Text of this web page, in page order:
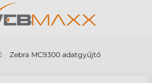
Zebra MC9300 adatgyűjtő